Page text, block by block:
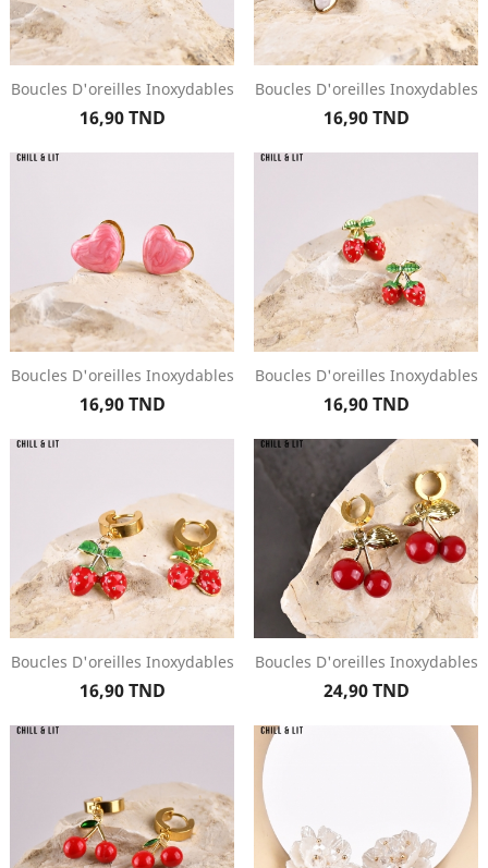
Boucles D'oreilles Inoxydables
Prix
16,90 TND
Boucles D'oreilles Inoxydables
Prix
16,90 TND
Boucles D'oreilles Inoxydables
Prix
16,90 TND
Boucles D'oreilles Inoxydables
Prix
16,90 TND
Boucles D'oreilles Inoxydables
Prix
16,90 TND
Boucles D'oreilles Inoxydables
Prix
24,90 TND